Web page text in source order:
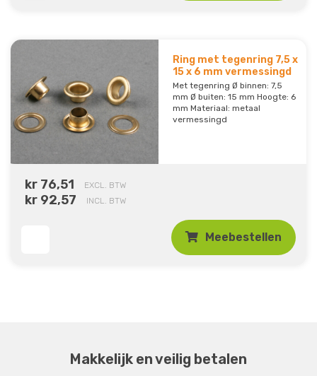
Ring met tegenring 7,5 x
15 x 6 mm vermessingd
Met tegenring Ø binnen: 7,5
mm Ø buiten: 15 mm Hoogte: 6
mm Materiaal: metaal
vermessingd
kr 76,51 EXCL. BTW
kr 92,57 INCL. BTW
Meebestellen
Makkelijk en veilig betalen